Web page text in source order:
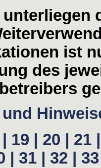
ist
des
19 | 20 |
21 |
|
31 | 32 |